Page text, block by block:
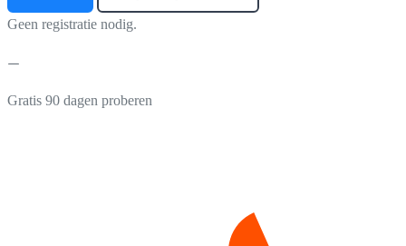
Geen registratie nodig.
Gratis 90 dagen proberen